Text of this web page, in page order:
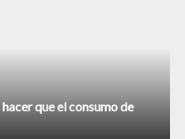
que el consumo de